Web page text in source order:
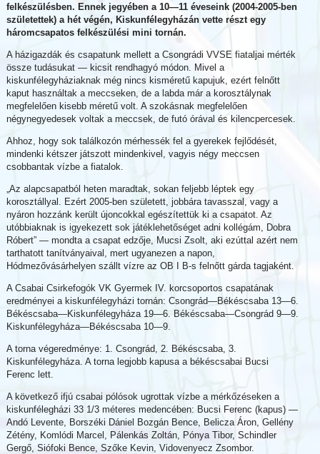
felkészülésben. Ennek jegyében a 10—11 éveseink (2004-2005-ben
születettek) a hét végén, Kiskunfélegyházán vette részt egy
háromcsapatos felkészülési mini tornán.
A házigazdák és csapatunk mellett a Csongrádi VVSE fiataljai mérték
össze tudásukat — kicsit rendhagyó módon. Mivel a
kiskunfélegyháziaknak még nincs kisméretű kapujuk, ezért felnőtt
kaput használtak a meccseken, de a labda már a korosztálynak
megfelelően kisebb méretű volt. A szokásnak megfelelően
négynegyedesek voltak a meccsek, de futó órával és kilencpercesek.
Ahhoz, hogy sok találkozón mérhessék fel a gyerekek fejlődését,
mindenki kétszer játszott mindenkivel, vagyis négy meccsen
csobbantak vízbe a fiatalok.
„Az alapcsapatból heten maradtak, sokan feljebb léptek egy
korosztállyal. Ezért 2005-ben született, jobbára tavasszal, vagy a
nyáron hozzánk került újoncokkal egészítettük ki a csapatot. Az
utóbbiaknak is igyekezett sok játéklehetőséget adni kollégám, Dobra
Róbert” — mondta a csapat edzője, Mucsi Zsolt, aki ezúttal azért nem
tarthatott tanítványaival, mert ugyanezen a napon,
Hódmezővásárhelyen szállt vízre az OB I B-s felnőtt gárda tagjaként.
A Csabai Csirkefogók VK Gyermek IV. korcsoportos csapatának
eredményei a kiskunfélegyházi tornán: Csongrád—Békéscsaba 13—6.
Békéscsaba—Kiskunfélegyháza 19—6. Békéscsaba—Csongrád 9—9.
Kiskunfélegyháza—Békéscsaba 10—9.
A torna végeredménye: 1. Csongrád, 2. Békéscsaba, 3.
Kiskunfélegyháza. A torna legjobb kapusa a békéscsabai Bucsi
Ferenc lett.
A következő ifjú csabai pólósok ugrottak vízbe a mérkőzéseken a
kiskunfélegházi 33 1/3 méteres medencében: Bucsi Ferenc (kapus) —
Andó Levente, Borszéki Dániel Bozgán Bence, Belicza Áron, Gellény
Zétény, Komlódi Marcel, Pálenkás Zoltán, Pónya Tibor, Schindler
Gergő, Siófoki Bence, Szőke Kevin, Vidovenyecz Zsombor.